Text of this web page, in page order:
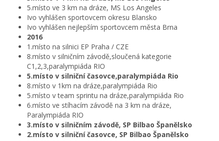
5.místo ve 3 km na dráze, MS Los Angeles
Ivo vyhlášen sportovcem okresu Blansko
Ivo vyhlášen nejlepším sportovcem města Brna
2016
1.místo na silnici EP Praha / CZE
8.místo v silničním závodě,sloučená kategorie
C1,2,3,paralympiáda RIO
5.místo v silniční časovce,paralympiáda Rio
8.místo v 1km na dráze,paralympiáda Rio
5.místo v team sprintu na dráze,paralympiáda Rio
6.místo ve stíhacím závodě na 3 km na dráze,
Paralympiáda RIO
3.místo v silničním závodě, SP Bilbao Španělsko
2.místo v silniční časovce, SP Bilbao Španělsko